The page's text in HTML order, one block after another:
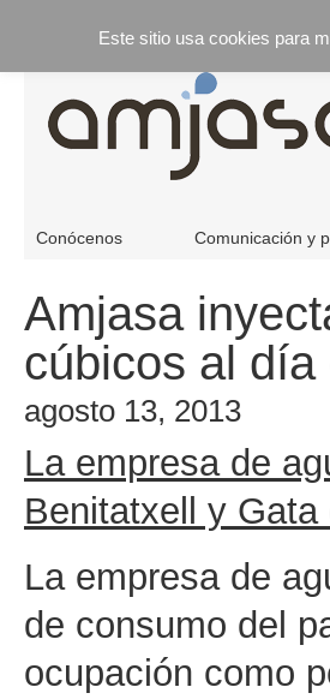
Conócenos Comunicación y
Amjasa
cúbicos al
agosto 13, 2013
La empresa de
Benitatxell y Gata
La empresa de
de consumo del
ocupación como
Este sitio usa cookies para